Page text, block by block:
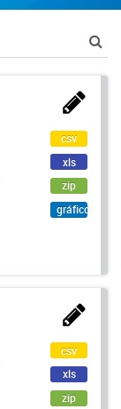
csv
xls
zip
gráfico
csv
xls
zip